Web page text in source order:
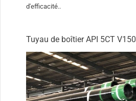
d'efficacité..
Tuyau de boîtier API 5CT V150